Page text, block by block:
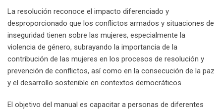
La resolución reconoce el impacto diferenciado y
desproporcionado que los conflictos armados y situaciones de
inseguridad tienen sobre las mujeres, especialmente la
violencia de género, subrayando la importancia de la
contribución de las mujeres en los procesos de resolución y
prevención de conflictos, así como en la consecución de la paz
y el desarrollo sostenible en contextos democráticos.
El objetivo del manual es capacitar a personas de diferentes